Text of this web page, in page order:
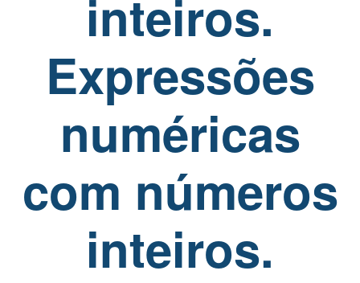
inteiros.
Expressões
numéricas
com números
inteiros.